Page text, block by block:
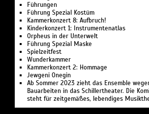
Führungen
Führung Spezial Kostüm
Kammerkonzert 8: Aufbruch!
Kinderkonzert 1: Instru­men­ten­atlas
Or­pheus in der Un­ter­welt
Führung Spezial Maske
Spielzeit­fest
Wunder­kammer
Kammerkonzert 2: Hommage
Jewgeni Onegin
Ab Sommer 2023 zieht das Ensemble
Bauarbeiten in das Schillertheater. Die
steht für zeitgemäßes, lebendiges